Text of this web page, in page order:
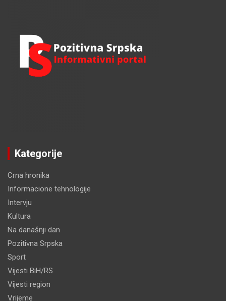
Kategorije
Crna hronika
Informacione tehnologije
Intervju
Kultura
Na današnji dan
Pozitivna Srpska
Sport
Vijesti BiH/RS
Vijesti region
Vrijeme